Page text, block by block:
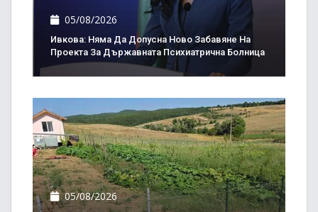
05/08/2026
Ивкова: Няма Да Допусна Ново Забавяне На
Проекта За Държавната Психиатрична Болница
05/08/2026